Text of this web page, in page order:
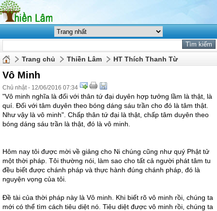
Trang chủ Thiền Lâm HT Thích Thanh Từ
Vô Minh
Chủ nhật - 12/06/2016 07:34
"Vô minh nghĩa là đối với thân tứ đại duyên hợp tưởng lầm là thật, là
quí. Đối với tâm duyên theo bóng dáng sáu trần cho đó là tâm thật.
Như vậy là vô minh". Chấp thân tứ đại là thật, chấp tâm duyên theo
bóng dáng sáu trần là thật, đó là vô minh.
Hôm nay tôi được mời về giảng cho Ni chúng cũng như quý Phật tử
một thời pháp. Tôi thường nói, làm sao cho tất cả người phát tâm tu
đều biết được chánh pháp và thực hành đúng chánh pháp, đó là
nguyện vọng của tôi.
Đề tài của thời pháp này là Vô minh. Khi biết rõ vô minh rồi, chúng ta
mới có thể tìm cách tiêu diệt nó. Tiêu diệt được vô minh rồi, chúng ta